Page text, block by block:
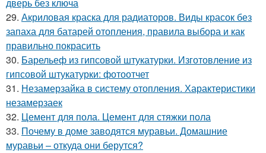
29. Акриловая краска для радиаторов. Виды красок без
запаха для батарей отопления, правила выбора и как
правильно покрасить
30. Барельеф из гипсовой штукатурки. Изготовление из
гипсовой штукатурки: фотоотчет
31. Незамерзайка в систему отопления. Характеристики
незамерзаек
32. Цемент для пола. Цемент для стяжки пола
33. Почему в доме заводятся муравьи. Домашние
муравьи – откуда они берутся?